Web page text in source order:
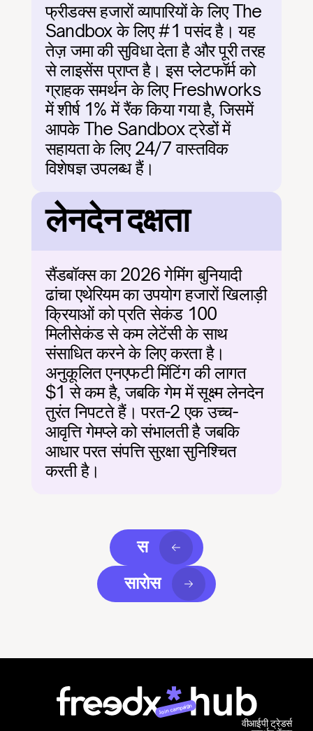
फ्रीडक्स हजारों व्यापारियों के लिए The
Sandbox के लिए #1 पसंद है। यह
तेज़ जमा की सुविधा देता है और पूरी तरह
से लाइसेंस प्राप्त है। इस प्लेटफॉर्म को
ग्राहक समर्थन के लिए Freshworks
में शीर्ष 1% में रैंक किया गया है, जिसमें
आपके The Sandbox ट्रेडों में
सहायता के लिए 24/7 वास्तविक
विशेषज्ञ उपलब्ध हैं।
लेनदेन दक्षता
सैंडबॉक्स का 2026 गेमिंग बुनियादी
ढांचा एथेरियम का उपयोग हजारों खिलाड़ी
क्रियाओं को प्रति सेकंड 100
मिलीसेकंड से कम लेटेंसी के साथ
संसाधित करने के लिए करता है।
अनुकूलित एनएफटी मिंटिंग की लागत
$1 से कम है, जबकि गेम में सूक्ष्म लेनदेन
तुरंत निपटते हैं। परत-2 एक उच्च-
आवृत्ति गेमप्ले को संभालती है जबकि
आधार परत संपत्ति सुरक्षा सुनिश्चित
करती है।
स
सारोस
Join campaign
वीआईपी ट्रेडर्स